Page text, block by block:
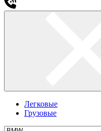
Легковые
Грузовые